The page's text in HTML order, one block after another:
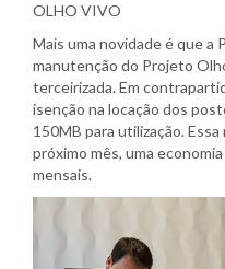
OLHO VIVO
Mais uma novidade é que a
manutenção do Projeto
terceirizada. Em
isenção na locação dos
150MB para utilização.
próximo mês, uma
mensais.